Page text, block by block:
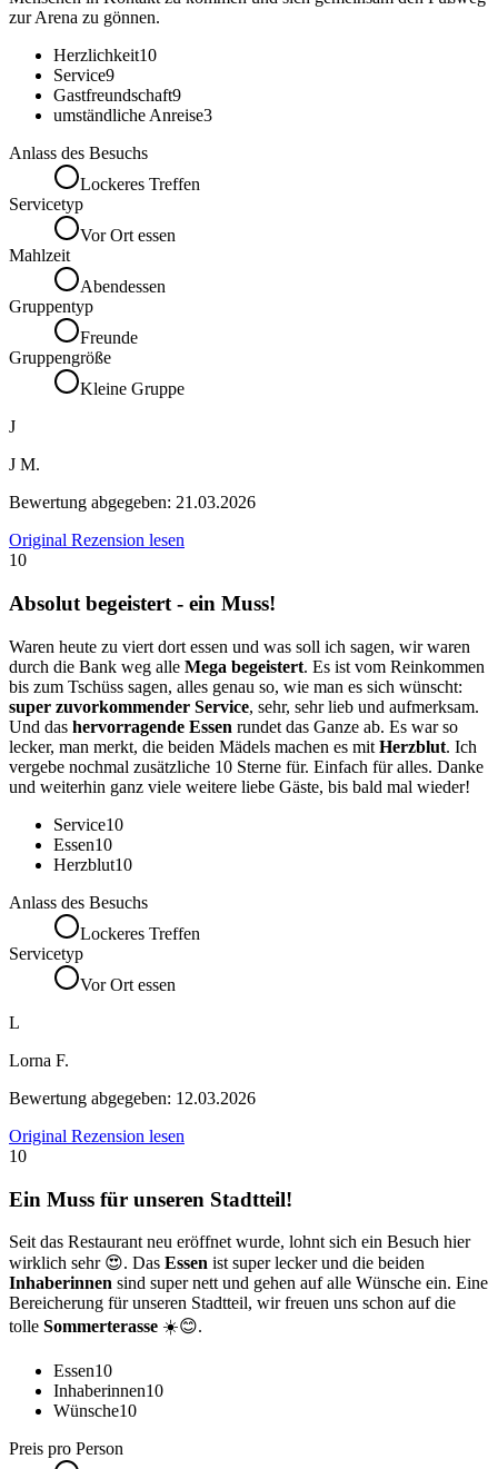
zur Arena zu gönnen.
Herzlichkeit10
Service9
Gastfreundschaft9
umständliche Anreise3
Anlass des Besuchs
Lockeres Treffen
Servicetyp
Vor Ort essen
Mahlzeit
Abendessen
Gruppentyp
Freunde
Gruppengröße
Kleine Gruppe
J
J M.
Bewertung abgegeben: 21.03.2026
Original Rezension lesen
10
Absolut begeistert - ein Muss!
Waren heute zu viert dort essen und was soll ich sagen, wir waren
durch die Bank weg alle Mega begeistert. Es ist vom Reinkommen
bis zum Tschüss sagen, alles genau so, wie man es sich wünscht:
super zuvorkommender Service, sehr, sehr lieb und aufmerksam.
Und das hervorragende Essen rundet das Ganze ab. Es war so
lecker, man merkt, die beiden Mädels machen es mit Herzblut. Ich
vergebe nochmal zusätzliche 10 Sterne für. Einfach für alles. Danke
und weiterhin ganz viele weitere liebe Gäste, bis bald mal wieder!
Service10
Essen10
Herzblut10
Anlass des Besuchs
Lockeres Treffen
Servicetyp
Vor Ort essen
L
Lorna F.
Bewertung abgegeben: 12.03.2026
Original Rezension lesen
10
Ein Muss für unseren Stadtteil!
Seit das Restaurant neu eröffnet wurde, lohnt sich ein Besuch hier
wirklich sehr 😍. Das Essen ist super lecker und die beiden
Inhaberinnen sind super nett und gehen auf alle Wünsche ein. Eine
Bereicherung für unseren Stadtteil, wir freuen uns schon auf die
tolle Sommerterasse ☀️😊.
Essen10
Inhaberinnen10
Wünsche10
Preis pro Person